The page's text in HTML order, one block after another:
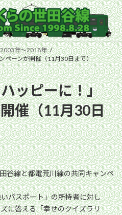
2003年〜2018年
ペーンが開催（11月30日まで）
ッピーに！」
催（11月30日
谷線と都電荒川線の共同キャンペ
パスポート」の所持者に対し
に答える「幸せのクイズラリ